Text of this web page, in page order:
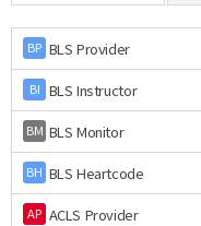
BP BLS Provider
BI BLS Instructor
BM BLS Monitor
BH BLS Heartcode
AP ACLS Provider